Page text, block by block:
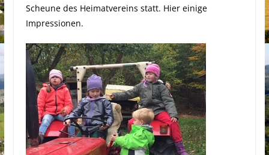
Scheune des Heimatvereins statt. Hier einige
Impressionen.